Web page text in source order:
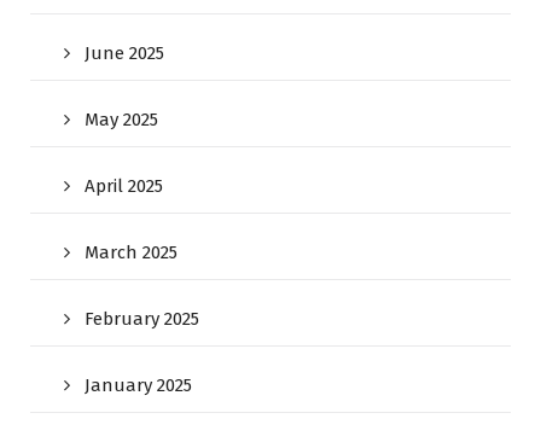
June 2025
May 2025
April 2025
March 2025
February 2025
January 2025